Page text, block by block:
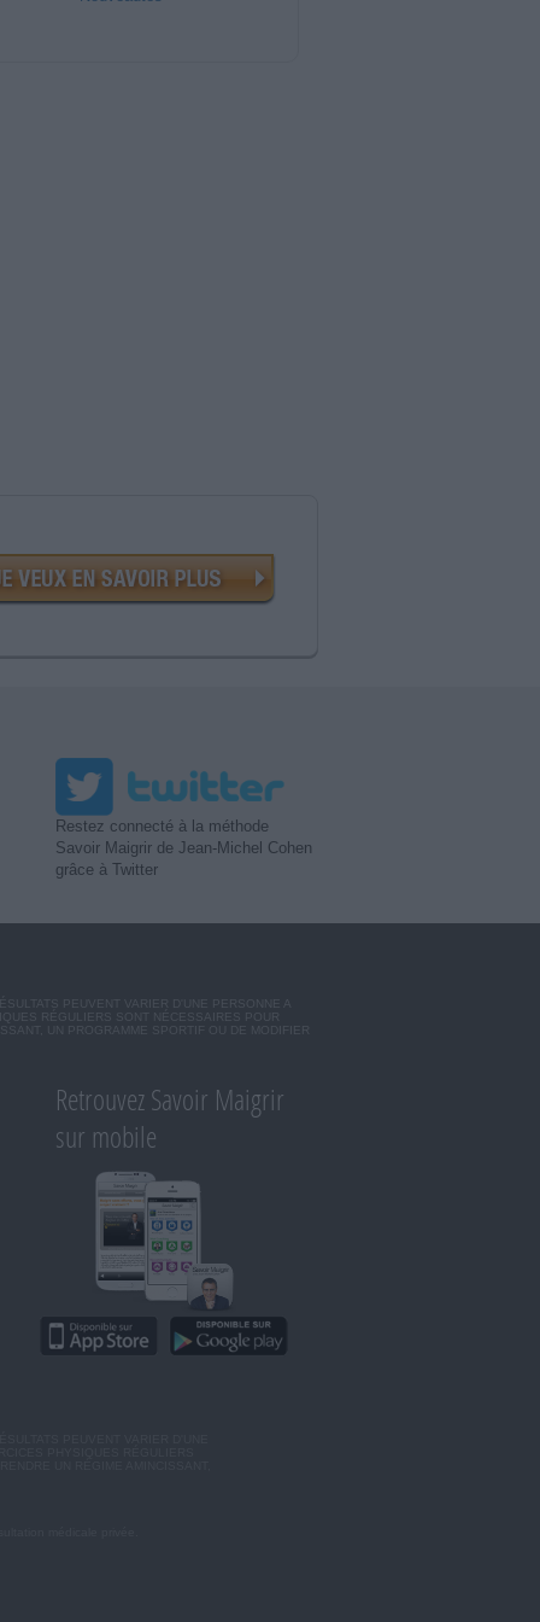
Restez connecté à la méthode
Savoir Maigrir de Jean-Michel Cohen
grâce à Twitter
PEUVENT VARIER D'UNE PERSONNE A
RÉGULIERS SONT NÉCESSAIRES POUR
UN PROGRAMME SPORTIF OU DE MODIFIER
Retrouvez Savoir Maigrir
sur mobile